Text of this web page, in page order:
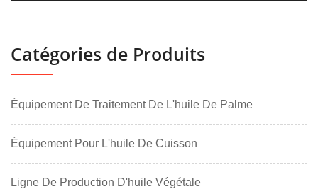
Catégories de Produits
Équipement De Traitement De L'huile De Palme
Équipement Pour L'huile De Cuisson
Ligne De Production D'huile Végétale